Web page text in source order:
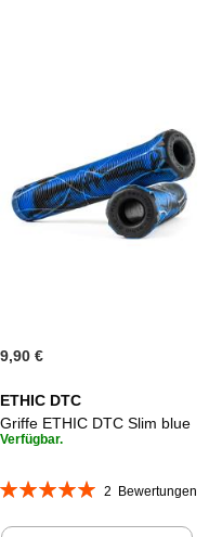
9,90 €
ETHIC DTC
Griffe ETHIC DTC Slim blue
Verfügbar.
Bewertung:
2 Bewertungen